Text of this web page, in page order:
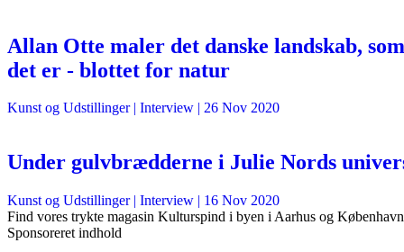
Allan Otte maler det danske landskab, som
det er - blottet for natur
Kunst og Udstillinger| Interview | 26 Nov 2020
Under gulvbrædderne i Julie Nords
Kunst og Udstillinger| Interview | 16 Nov 2020
Find vores trykte magasin Kulturspind i byen i Aarhus og København
Sponsoreret indhold